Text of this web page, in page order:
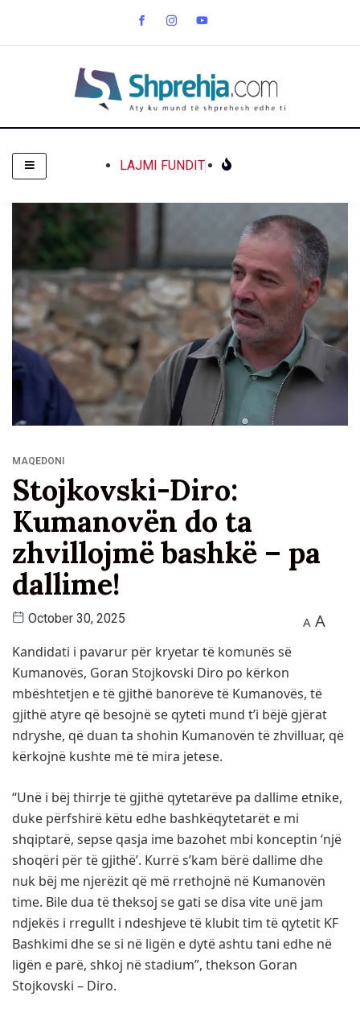
LAJMI FUNDIT
MAQEDONI
Stojkovski-Diro:
Kumanovën do ta
zhvillojmë bashkë – pa
dallime!
October 30, 2025 A A
Kandidati i pavarur për kryetar të komunës së
Kumanovës, Goran Stojkovski Diro po kërkon
mbështetjen e të gjithë banorëve të Kumanovës, të
gjithë atyre që besojnë se qyteti mund t’i bëjë gjërat
ndryshe, që duan ta shohin Kumanovën të zhvilluar, që
kërkojnë kushte më të mira jetese.
“Unë i bëj thirrje të gjithë qytetarëve pa dallime etnike,
duke përfshirë këtu edhe bashkëqytetarët e mi
shqiptarë, sepse qasja ime bazohet mbi konceptin ‘një
shoqëri për të gjithë’. Kurrë s’kam bërë dallime dhe
nuk bëj me njerëzit që më rrethojnë në Kumanovën
time. Bile dua të theksoj se gati se disa vite unë jam
ndjekës i rregullt i ndeshjeve të klubit tim të qytetit KF
Bashkimi dhe se si në ligën e dytë ashtu tani edhe në
ligën e parë, shkoj në stadium”, thekson Goran
Stojkovski – Diro.